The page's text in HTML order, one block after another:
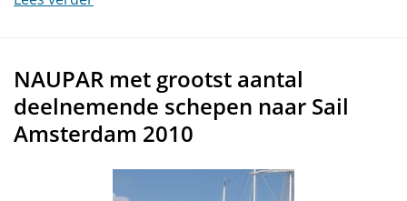
NAUPAR met grootst aantal
deelnemende schepen naar Sail
Amsterdam 2010